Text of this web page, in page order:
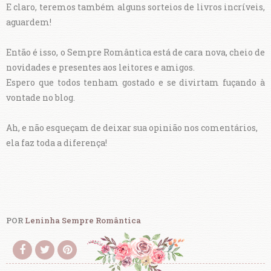
E claro, teremos também alguns sorteios de livros incríveis,
aguardem!
Então é isso, o Sempre Romântica está de cara nova, cheio de
novidades e presentes aos leitores e amigos.
Espero que todos tenham gostado e se divirtam fuçando à
vontade no blog.
Ah, e não esqueçam de deixar sua opinião nos comentários,
ela faz toda a diferença!
POR Leninha Sempre Romântica